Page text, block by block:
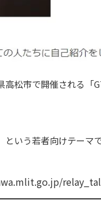
松市で開催される「
いう若者向けテーマ